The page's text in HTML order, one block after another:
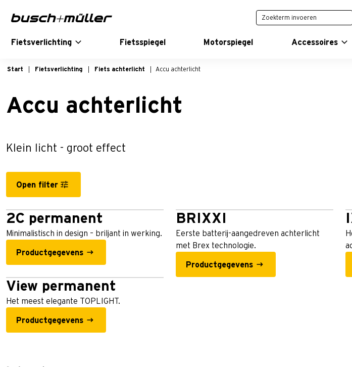
Fietsverlichting Fietsspiegel Motorspiegel Accessoires
Start Fietsverlichting Fiets achterlicht Accu achterlicht
Accu achterlicht
Klein licht - groot effect
Open filter
2C permanent
Minimalistisch in design – briljant in werking.
Productgegevens
BRIXXI
Eerste batterij-aangedreven achterlicht
met Brex technologie.
Productgegevens
View permanent
Het meest elegante TOPLIGHT.
Productgegevens